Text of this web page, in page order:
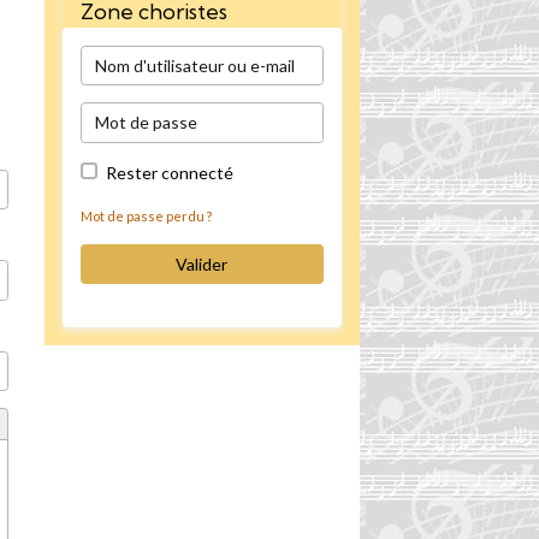
Zone choristes
Rester connecté
Mot de passe perdu ?
Valider